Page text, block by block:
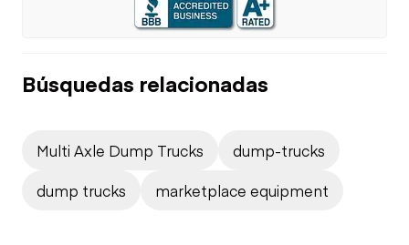
Búsquedas relacionadas
Multi Axle Dump Trucks
dump-trucks
dump trucks
marketplace equipment